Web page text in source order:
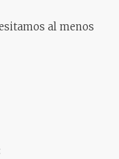
al menos